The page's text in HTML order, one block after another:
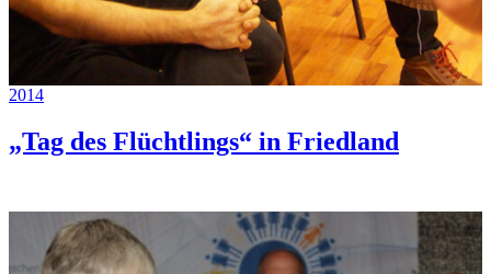
2014
„Tag des Flüchtlings“ in Friedland